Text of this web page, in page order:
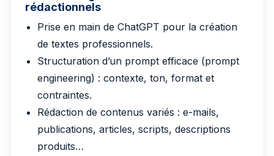
rédactionnels
Prise en main de ChatGPT pour la création
de textes professionnels.
Structuration d’un prompt efficace (prompt
engineering) : contexte, ton, format et
contraintes.
Rédaction de contenus variés : e-mails,
publications, articles, scripts, descriptions
produits…